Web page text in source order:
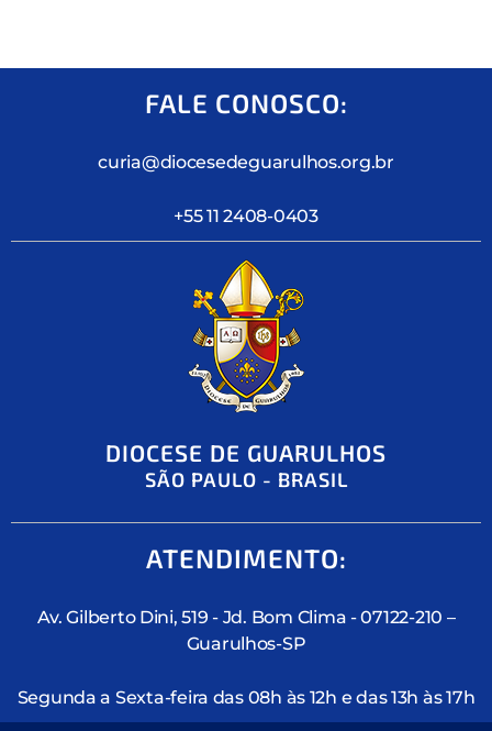
FALE CONOSCO:
curia@diocesedeguarulhos.org.br
+55 11 2408-0403
DIOCESE DE GUARULHOS
SÃO PAULO - BRASIL
ATENDIMENTO:
Av. Gilberto Dini, 519 - Jd. Bom Clima - 07122-210 –
Guarulhos-SP
Segunda a Sexta-feira das 08h às 12h e das 13h às 17h